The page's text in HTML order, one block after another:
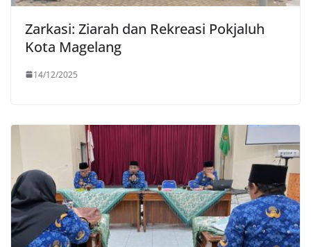
Zarkasi: Ziarah dan Rekreasi Pokjaluh
Kota Magelang
14/12/2025